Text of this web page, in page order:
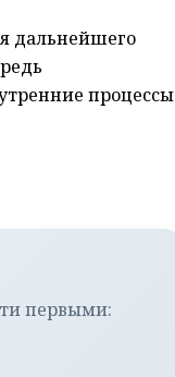
дальнейшего
процессы
первыми: